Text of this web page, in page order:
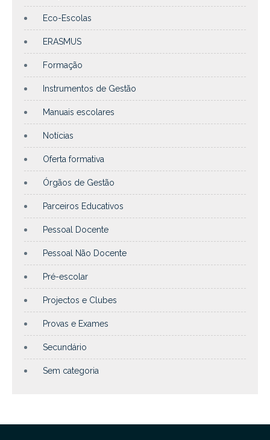
Eco-Escolas
ERASMUS
Formação
Instrumentos de Gestão
Manuais escolares
Notícias
Oferta formativa
Órgãos de Gestão
Parceiros Educativos
Pessoal Docente
Pessoal Não Docente
Pré-escolar
Projectos e Clubes
Provas e Exames
Secundário
Sem categoria